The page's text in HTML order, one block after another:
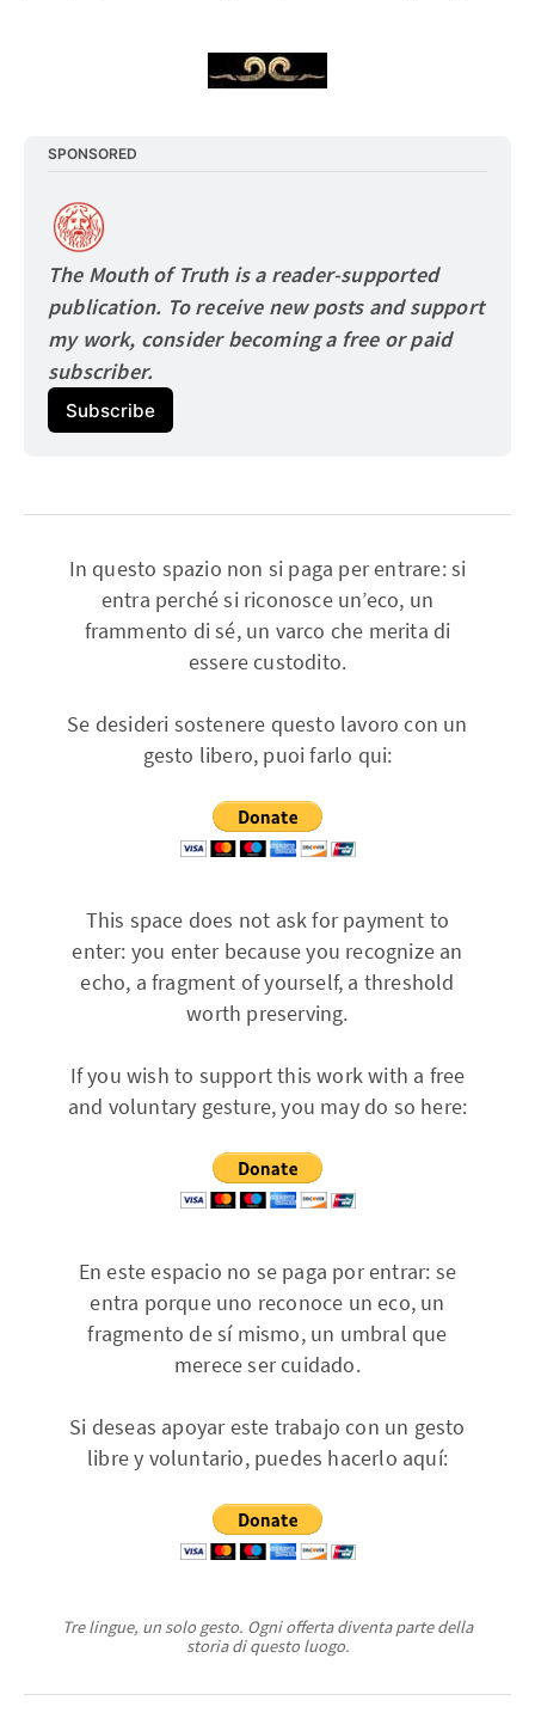
SPONSORED
The Mouth of Truth is a reader-supported
publication. To receive new posts and support
my work, consider becoming a free or paid
subscriber.
Subscribe
In questo spazio non si paga per entrare: si
entra perché si riconosce un’eco, un
frammento di sé, un varco che merita di
essere custodito.
Se desideri sostenere questo lavoro con un
gesto libero, puoi farlo qui:
This space does not ask for payment to
enter: you enter because you recognize an
echo, a fragment of yourself, a threshold
worth preserving.
If you wish to support this work with a free
and voluntary gesture, you may do so here:
En este espacio no se paga por entrar: se
entra porque uno reconoce un eco, un
fragmento de sí mismo, un umbral que
merece ser cuidado.
Si deseas apoyar este trabajo con un gesto
libre y voluntario, puedes hacerlo aquí:
Tre lingue, un solo gesto. Ogni offerta diventa parte della
storia di questo luogo.